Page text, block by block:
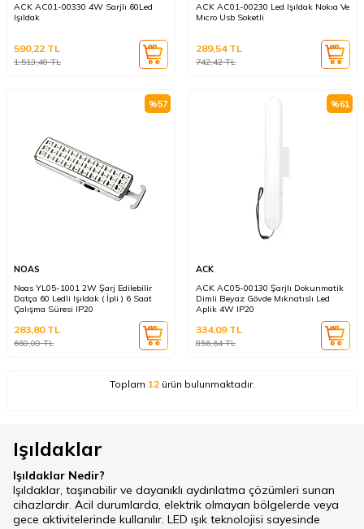
ACK AC01-00330 4W Sarjlı 60Led
Işıldak
1.513,40TL
590,22 TL
ACK AC01-00230 Led Işıldak Nokıa Ve
Mıcro Usb Soketli
742,42TL
289,54TL
%57
NOAS
Noas YL05-1001 2W Şarj Edilebilir
Datça 60 Ledli Işıldak ( İpli ) 6 Saat
Çalışma Süresi IP20
660,00TL
283,80TL
%61
ACK
ACK AC05-00130 Şarjlı Dokunmatik
Dimli Beyaz Gövde Mıknatıslı Led
Aplik 4W IP20
856,64TL
334,09TL
Toplam 12ürün bulunmaktadır.
Işıldaklar
Işıldaklar Nedir?
Işıldaklar, taşınabilir ve dayanıklı aydınlatma çözümleri sunan
cihazlardır. Acil durumlarda, elektrik olmayan bölgelerde veya
gece aktivitelerinde kullanılır. LED ışık teknolojisi sayesinde